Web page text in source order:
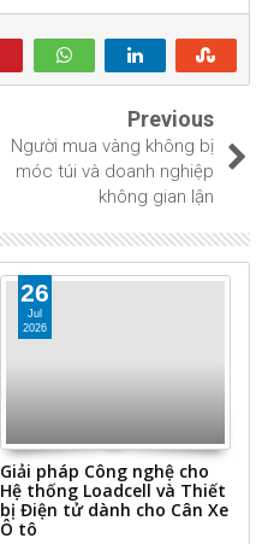
Previous
Người mua vàng không bị
móc túi và doanh nghiệp
không gian lận
26
Jul
2026
Giải pháp Công nghệ cho
Hệ thống Loadcell và Thiết
bị Điện tử dành cho Cân Xe
Ô tô